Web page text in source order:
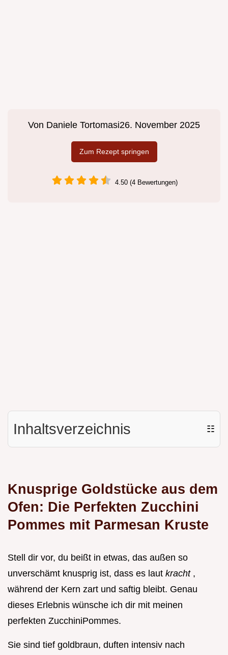
Von Daniele Tortomasi26. November 2025
Zum Rezept springen
4.50 (4 Bewertungen)
Inhaltsverzeichnis ☷
Knusprige Goldstücke aus dem
Ofen: Die Perfekten Zucchini
Pommes mit Parmesan Kruste
Stell dir vor, du beißt in etwas, das außen so
unverschämt knusprig ist, dass es laut kracht ,
während der Kern zart und saftig bleibt. Genau
dieses Erlebnis wünsche ich dir mit meinen
perfekten ZucchiniPommes.
Sie sind tief goldbraun, duften intensiv nach